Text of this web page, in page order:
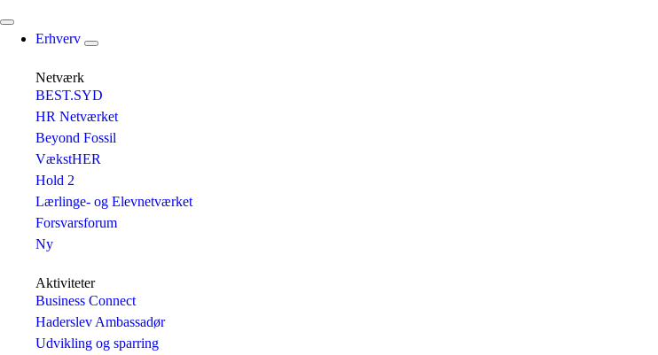
Erhverv
Netværk
BEST.SYD
HR Netværket
Beyond Fossil
VækstHER
Hold 2
Lærlinge- og Elevnetværket
Forsvarsforum
Ny
Aktiviteter
Business Connect
Haderslev Ambassadør
Udvikling og sparring